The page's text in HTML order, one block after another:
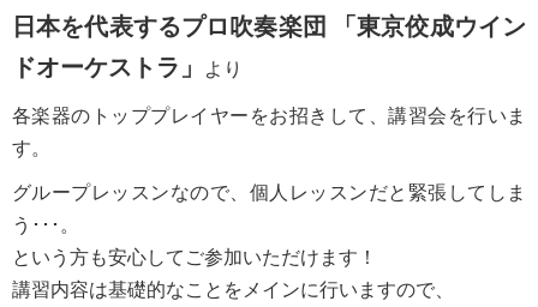
日本を代表するプロ吹奏楽団
「東京佼成ウイン
ドオーケストラ」
より
各楽器のトッププレイヤーをお招きして、講習会を行いま
す。
グループレッスンなので、個人レッスンだと緊張してしま
う･･･。
という方も安心してご参加いただけます！
講習内容は基礎的なことをメインに行いますので、